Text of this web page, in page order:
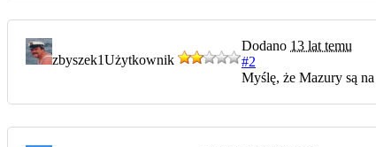
zbyszek1Użytkownik
Dodano 13 lat temu
#2
Myślę, że Mazury są